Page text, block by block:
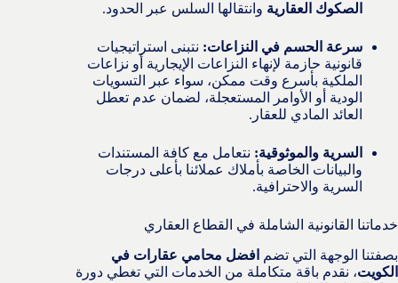
الصكوك العقارية وانتقالها السلس عبر الحدود.
سرعة الحسم في النزاعات: نتبنى استراتيجيات
قانونية حازمة لإنهاء النزاعات الإيجارية أو نزاعات
الملكية بأسرع وقت ممكن، سواء عبر التسويات
الودية أو الأوامر المستعجلة، لضمان عدم تعطل
العائد المادي للعقار.
السرية والموثوقية: نتعامل مع كافة المستندات
والبيانات الخاصة بأملاك عملائنا بأعلى درجات
السرية والاحترافية.
خدماتنا القانونية الشاملة في القطاع العقاري
بصفتنا الوجهة التي تضم افضل محامي عقارات في
الكويت، نقدم باقة متكاملة من الخدمات التي تغطي دورة